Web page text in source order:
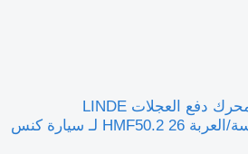
محرك هيدروليكي Linde محرك دفع العجلات LINDE
HYDROMOTER للكناسسة/العربة HMF50.2 26 لـ سيارة كنس